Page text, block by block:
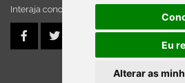
Eu
Alterar as
Interaja conosco pelos nossos perfis e